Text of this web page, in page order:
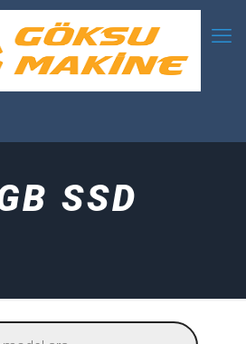
SSD